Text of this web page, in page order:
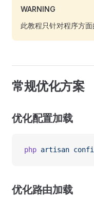
WARNING
此教程只针对程序方
常规优化方案
优化配置加载
php artisan
优化路由加载